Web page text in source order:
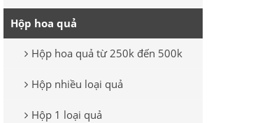
Hộp hoa quả
Hộp hoa quả từ 250k đến 500k
Hộp nhiều loại quả
Hộp 1 loại quả